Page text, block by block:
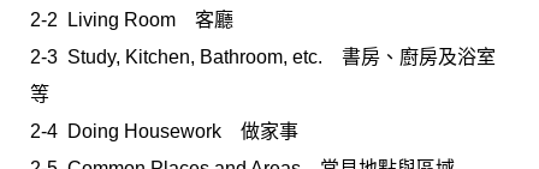
2-2 Living Room 客廳
2-3 Study, Kitchen, Bathroom, etc. 書房、廚房及浴室
等
2-4 Doing Housework 做家事